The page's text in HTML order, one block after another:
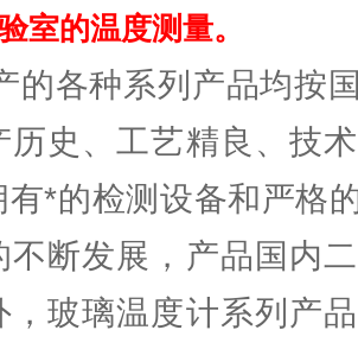
室的温度测量。
的各种系列产品均按
历史、工艺精良、技
有*的检测设备和严格
不断发展，产品国内
，玻璃温度计系列产